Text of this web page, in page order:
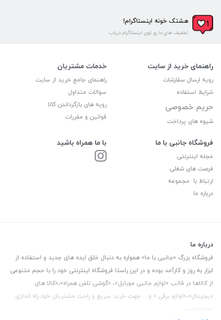
هشتک خونه اینستاگرام!
تخفیف های ما رو توی اینستاگرام دریاب
راهنمای خرید از سایت
رویه ارسال سفارشات
شرایط استفاده
حریم خصوصی
شیوه های پرداخت
خدمات مشتریان
راهنمای جامع خرید از سایت
سوالات متداول
رویه های بازگرداندن کالا
قوانین و مقررات
فروشگاه جانبی با ما
مجله اینترنتی
فرصت های شغلی
ارتباط با مجموعه
درباره ما
با ما همراه باشید
درباره ما
فروشگاه بزرگ «جانبی با ما» همواره به دنبال خلق ایده های جدید و استفاده از
ابزار به روز و کارآمد بوده و در این راستا فروشگاه اینترنتی خود را با حجم متنوعی
از کالاها در قالب «لوازم جانبی موبایل»، «گوشی تلفن همراه»،«کالا های
دیجیتال»،«لوازم برقی » و… جهت خرید سریع و راحت مشتریان خود راه اندازی